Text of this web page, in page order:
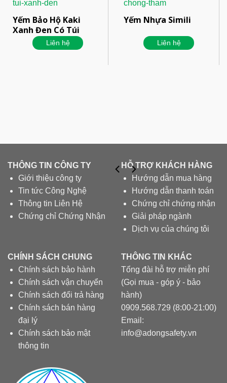
Yếm Bảo Hộ Kaki
Xanh Đen Có Túi
Liên hệ
Yếm Nhựa Simili
Liên hệ
THÔNG TIN CÔNG TY
Giới thiệu công ty
Tin tức Công Nghệ
Thông tin Liên Hệ
Chứng chỉ Chứng Nhận
HỖ TRỢ KHÁCH HÀNG
Hướng dẫn mua hàng
Hướng dẫn thanh toán
Chứng chỉ chứng nhận
Giải pháp ngành
Dịch vụ của chúng tôi
CHÍNH SÁCH CHUNG
Chính sách bảo hành
Chính sách vận chuyển
Chính sách đổi trả hàng
Chính sách bán hàng
đại lý
Chính sách bảo mật
thông tin
THÔNG TIN KHÁC
Tổng đài hỗ trợ miễn phí
(Gọi mua - góp ý - bảo
hành)
0909.568.729 (8:00-21:00)
Email:
info@adongsafety.vn